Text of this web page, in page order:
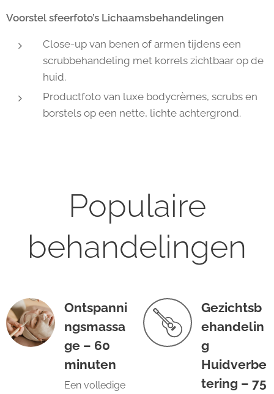
Voorstel sfeerfoto’s Lichaamsbehandelingen
Close-up van benen of armen tijdens een
scrubbehandeling met korrels zichtbaar op de
huid.
Productfoto van luxe bodycrèmes, scrubs en
borstels op een nette, lichte achtergrond.
Populaire
behandelingen
Ontspanni
ngsmassa
ge – 60
minuten
Een volledige
Gezichtsb
ehandelin
g
Huidverbe
tering – 75